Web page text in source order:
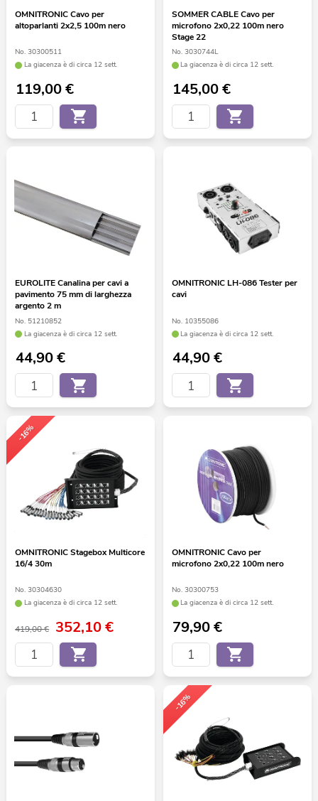
OMNITRONIC Cavo per
altoparlanti 2x2,5 100m nero
No. 30300511
La giacenza è di circa 12 sett.
119,00€
SOMMER CABLE Cavo per
microfono 2x0,22 100m nero
Stage 22
No. 3030744L
La giacenza è di circa 12 sett.
145,00€
EUROLITE Canalina per cavi a
pavimento 75 mm di larghezza
argento 2 m
No. 51210852
La giacenza è di circa 12 sett.
44,90€
OMNITRONIC LH-086 Tester per
cavi
No. 10355086
La giacenza è di circa 12 sett.
44,90€
-16%
OMNITRONIC Stagebox Multicore
16/4 30m
No. 30304630
La giacenza è di circa 12 sett.
419,00 € 352,10€
OMNITRONIC Cavo per
microfono 2x0,22 100m nero
No. 30300753
La giacenza è di circa 12 sett.
79,90€
-16%